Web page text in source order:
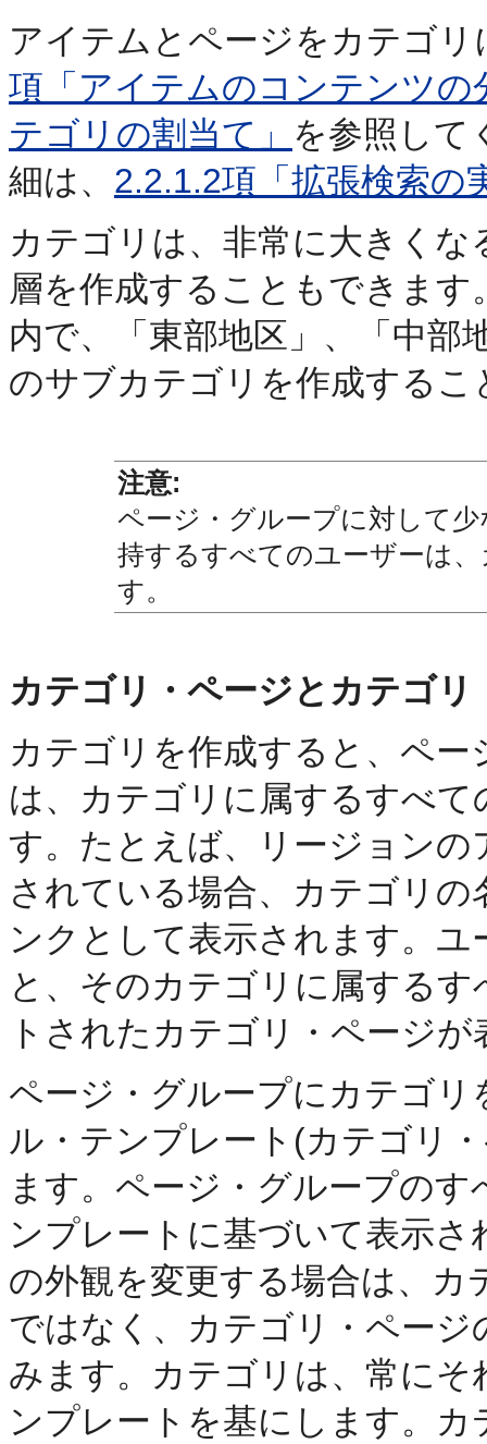
アイテムとページをカテゴ
項「アイテムのコンテンツの
テゴリの割当て」 を参照して
細は、 2.2.1.2項「拡張検索の
カテゴリは、非常に大きく
層を作成することもできま
内で、「東部地区」、「中部
のサブカテゴリを作成するこ
注意:
ページ・グループに対して
持するすべてのユーザーは
す。
カテゴリ・ページとカテゴリ
カテゴリを作成すると、ペ
は、カテゴリに属するすべ
す。たとえば、リージョン
されている場合、カテゴリ
ンクとして表示されます。
と、そのカテゴリに属する
トされたカテゴリ・ページ
ページ・グループにカテゴ
ル・テンプレート(カテゴリ
ます。ページ・グループの
ンプレートに基づいて表示
の外観を変更する場合は、
ではなく、カテゴリ・ペー
みます。カテゴリは、常に
ンプレートを基にします。